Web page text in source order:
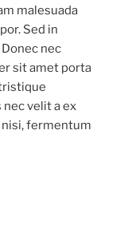
malesuada
Sed in
nec
sit amet porta
nec velit a ex
fermentum